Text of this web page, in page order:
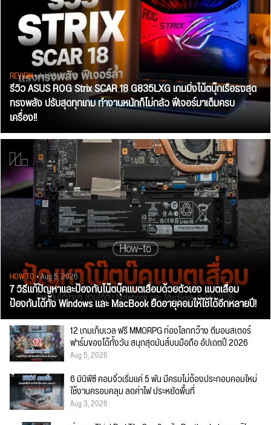
REVIEW• Jul 28, 2026
รีวิว ASUS ROG Strix SCAR 18 G835LXG เกมมิ่งโน้ตบุ๊กเรือธงสุด
ทรงพลัง ปรับสุดทุกเกม ทำงานหนักก็ไม่กลัว ฟีเจอร์มาเต็มครบ
เครื่อง!!
HOW TO• Aug 5, 2026
7 วิธีแก้ปัญหาและป้องกันโน๊ตบุ๊คแบตเสื่อมด้วยตัวเอง แบตเสื่อม
ป้องกันได้ทั้ง Windows และ MacBook ยืดอายุคอมให้ใช้ได้อีกหลายปี!
12 เกมเก็บเวล ฟรี MMORPG ท่องโลกกว้าง ตีมอนสเตอร์
ฟาร์มของได้ทั้งวัน สนุกสุดมันส์บนมือถือ อัปเดตปี 2026
Aug 5, 2026
6 มินิพีซี คอมจิ๋วเริ่มแค่ 5 พัน มีครบไม่ต้องประกอบคอมใหม่
ใช้งานครอบคลุม ลดค่าไฟ ประหยัดพื้นที่
Aug 3, 2026